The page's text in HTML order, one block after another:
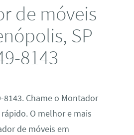
de móveis
SP
8143
8143. Chame o Montador
O melhor e mais
de móveis em